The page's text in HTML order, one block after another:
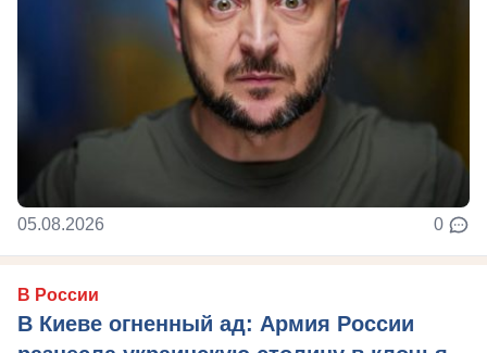
05.08.2026 0
В России
В Киеве огненный ад: Армия России